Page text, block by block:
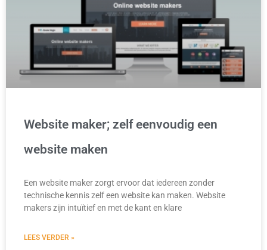
Website maker; zelf eenvoudig een
website maken
Een website maker zorgt ervoor dat iedereen zonder
technische kennis zelf een website kan maken. Website
makers zijn intuïtief en met de kant en klare
LEES VERDER »